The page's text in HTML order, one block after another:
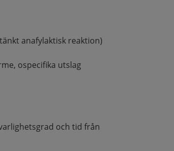
anafylaktisk reaktion)
ospecifika utslag
och tid från